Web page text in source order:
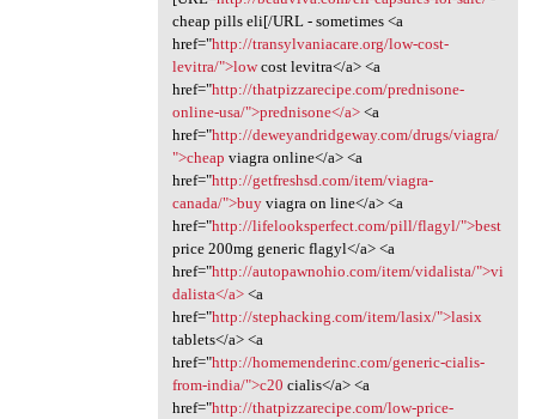
cheap pills eli[/URL - sometimes <a
href="http://transylvaniacare.org/low-cost-
levitra/">lowcost levitra</a> <a
href="http://thatpizzarecipe.com/prednisone-
online-usa/">prednisone</a><a
href="http://deweyandridgeway.com/drugs/viagra/
">cheap viagra online</a> <a
href="http://getfreshsd.com/item/viagra-
canada/">buyviagra on line</a> <a
href="http://lifelooksperfect.com/pill/flagyl/">best
price 200mg generic flagyl</a> <a
href="http://autopawnohio.com/item/vidalista/">vi
dalista</a><a
href="http://stephacking.com/item/lasix/">lasix
tablets</a> <a
href="http://homemenderinc.com/generic-cialis-
from-india/">c20 cialis</a> <a
href="http://thatpizzarecipe.com/low-price-